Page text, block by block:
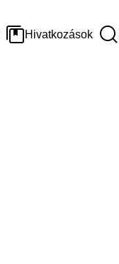
Hivatkozások